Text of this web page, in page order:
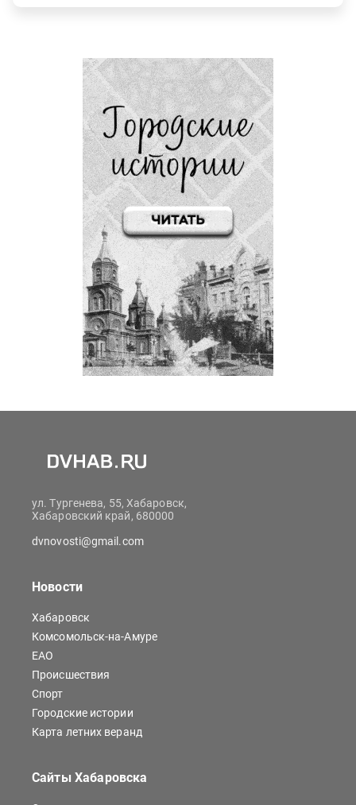
ул. Тургенева, 55, Хабаровск,
Хабаровский край, 680000
dvnovosti@gmail.com
Новости
Хабаровск
Комсомольск-на-Амуре
ЕАО
Происшествия
Спорт
Городские истории
Карта летних веранд
Сайты Хабаровска